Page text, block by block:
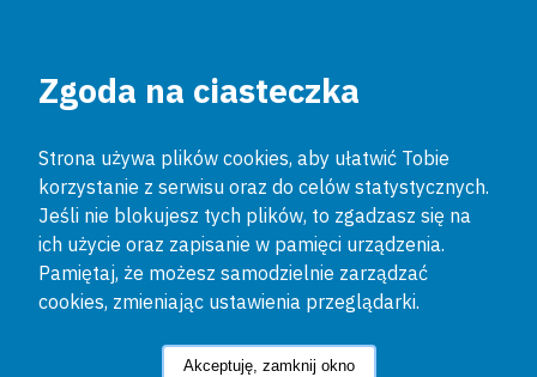
Zgoda na ciasteczka
Strona używa plików cookies, aby ułatwić Tobie
korzystanie z serwisu oraz do celów statystycznych.
Jeśli nie blokujesz tych plików, to zgadzasz się na
ich użycie oraz zapisanie w pamięci urządzenia.
Pamiętaj, że możesz samodzielnie zarządzać
cookies, zmieniając ustawienia przeglądarki.
Akceptuję, zamknij okno